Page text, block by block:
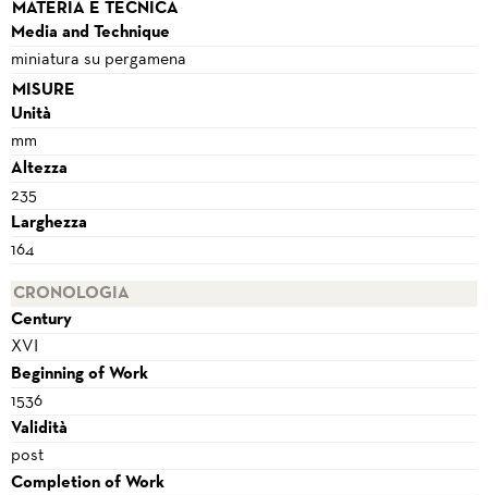
MATERIA E TECNICA
Media and Technique
miniatura su pergamena
MISURE
Unità
mm
Altezza
235
Larghezza
164
CRONOLOGIA
Century
XVI
Beginning of Work
1536
Validità
post
Completion of Work